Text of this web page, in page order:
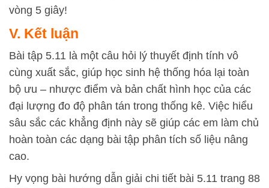
vòng 5 giây!
V. Kết luận
Bài tập 5.11 là một câu hỏi lý thuyết định tính vô
cùng xuất sắc, giúp học sinh hệ thống hóa lại toàn
bộ ưu – nhược điểm và bản chất hình học của các
đại lượng đo độ phân tán trong thống kê. Việc hiểu
sâu sắc các khẳng định này sẽ giúp các em làm chủ
hoàn toàn các dạng bài tập phân tích số liệu nâng
cao.
Hy vọng bài hướng dẫn giải chi tiết bài 5.11 trang 88